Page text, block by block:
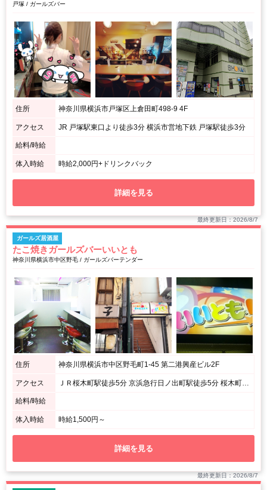
戸塚 / ガールズバー
住所 神奈川県横浜市戸塚区上倉田町498-9 4F
アクセス JR 戸塚駅東口より徒歩3分 横浜市営地下鉄 戸塚駅徒歩3分
給料/時給
体入時給 時給2,000円+ドリンクバック
詳細を見る
最終更新日：2026/8/7
ガールズ居酒屋
たこ焼きガールズバーいいとも
神奈川県横浜市中区野毛 / ガールズバーテンダー
住所 神奈川県横浜市中区野毛町1-45 第二港興産ビル2F
アクセス ＪＲ桜木町駅徒歩5分 京浜急行日ノ出町駅徒歩5分 桜木町駅から175m
給料/時給
体入時給 時給1,500円～
詳細を見る
最終更新日：2026/8/7